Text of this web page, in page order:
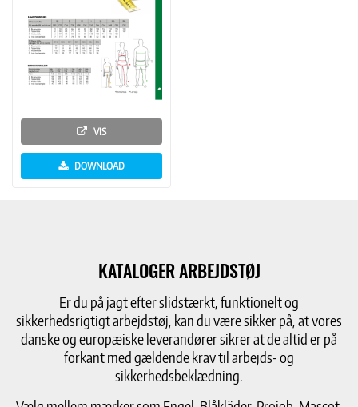
VIS
DOWNLOAD
KATALOGER ARBEJDSTØJ
Er du på jagt efter slidstærkt, funktionelt og
sikkerhedsrigtigt arbejdstøj, kan du være sikker på, at vores
danske og europæiske leverandører sikrer at de altid er på
forkant med gældende krav til arbejds- og
sikkerhedsbeklædning.